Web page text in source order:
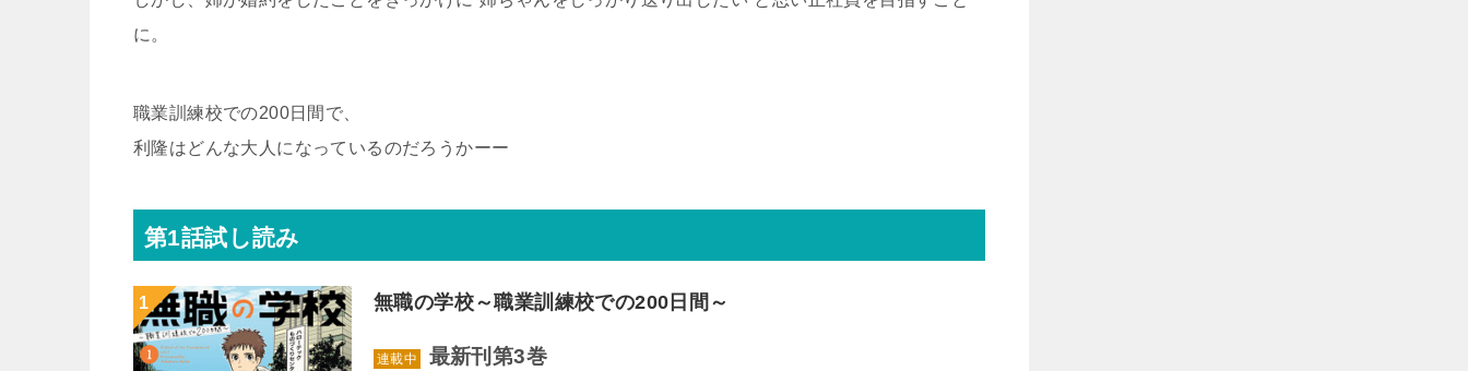
に。
職業訓練校での200日間で、
利隆はどんな大人になっているのだろうかーー
第1話試し読み
無職の学校～職業訓練校での200日間～
連載中 最新刊第3巻